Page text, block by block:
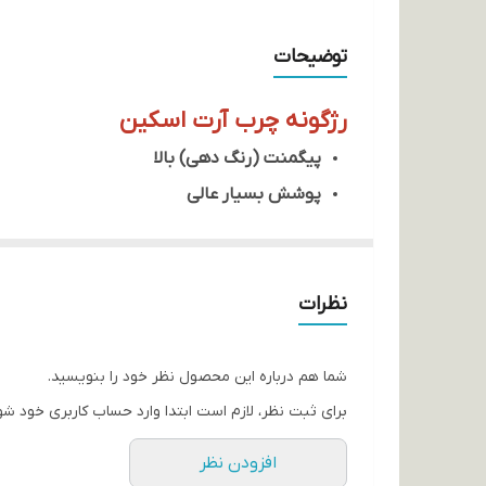
توضیحات
رژگونه چرب آرت اسکین
پیگمنت (رنگ دهی) بالا
پوشش بسیار عالی
دارای ماندگاری بالانظرات
شما هم درباره این محصول نظر خود را بنویسید.
برای ثبت نظر، لازم است ابتدا وارد حساب کاربری خود
افزودن نظر